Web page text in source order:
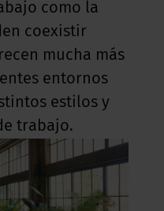
como la
coexistir
mucha más
entornos
estilos y
trabajo.